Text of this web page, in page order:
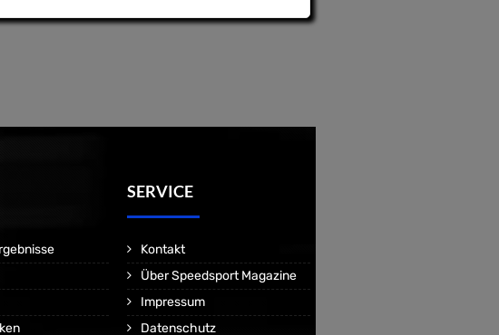
SERVICE
Kontakt
Über Speedsport Magazine
Impressum
Datenschutz